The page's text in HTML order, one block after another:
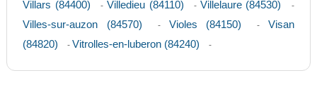
Villars (84400) - Villedieu (84110) - Villelaure (84530) -
Villes-sur-auzon (84570) - Violes (84150) - Visan
(84820)
- Vitrolles-en-luberon (84240) -